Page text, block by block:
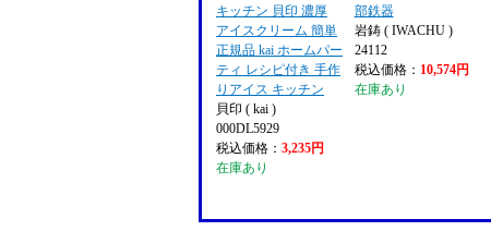
キッチン 貝印 濃厚
アイスクリーム 簡単
正規品 kai ホームパー
ティ レシピ付き 手作
りアイス キッチン
貝印 ( kai )
000DL5929
税込価格： 3,235円
在庫あり
部鉄器
岩鋳 ( IWACHU )
24112
税込価格： 10,574円
在庫あり